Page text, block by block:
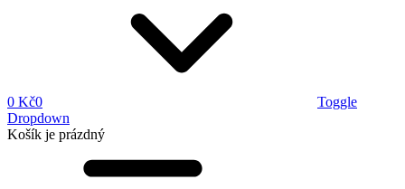
0 Kč0
Toggle
Dropdown
Košík je prázdný